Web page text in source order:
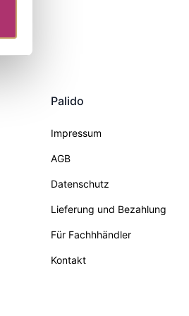
Palido
Impressum
AGB
Datenschutz
Lieferung und Bezahlung
Für Fachhhändler
Kontakt